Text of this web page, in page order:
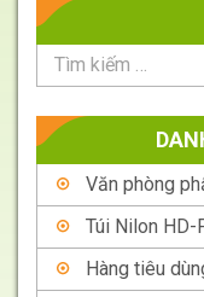
Văn phòng
Túi Nilon HD-
Hàng tiêu